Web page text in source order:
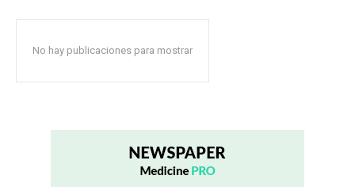
No hay publicaciones para mostrar